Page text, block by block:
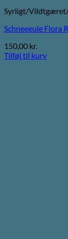
Syrligt/
Schneeeule Flora
150,00 kr.
Tilføj til kurv